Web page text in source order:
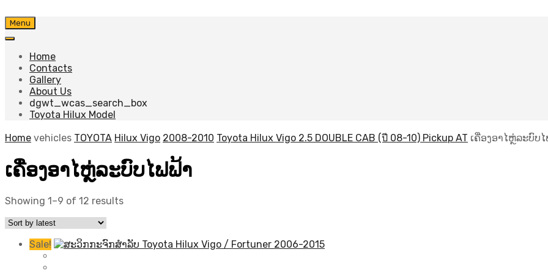
Skip
to
Menu
Home
Contacts
Gallery
About Us
dgwt_wcas_search_box
Toyota Hilux Model
Home vehicles TOYOTA Hilux Vigo 2008-2010 Toyota Hilux Vigo 2.5 DOUBLE CAB (ปี 08-10) Pickup AT ເຄື່ອງອາໄຫຼ່ລະບົບ
ເຄື່ອງອາໄຫຼ່ລະບົບໄຟຟ້າ
Showing 1–9 of 12 resultsSorted
Sale!